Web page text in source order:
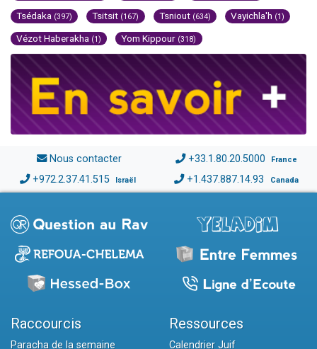
Tsédaka (397) Tsitsit (167) Tsniout (634) Vayichla'h (1)
Vézot Haberakha (1) Yom Kippour (318)
Nous contacter +33.1.80.20.5000 France
+972.2.37.41.515 Israël +1.437.887.14.93 Canada
Raccourcis
Paracha de la semaine
Ressources
Calendrier Juif